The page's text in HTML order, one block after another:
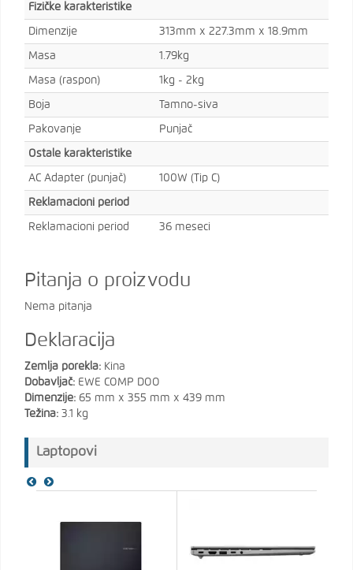
Fizičke karakteristike
Dimenzije 313mm x 227.3mm x 18.9mm
Masa 1.79kg
Masa (raspon) 1kg - 2kg
Boja Tamno-siva
Pakovanje Punjač
Ostale karakteristike
AC Adapter (punjač) 100W (Tip C)
Reklamacioni period
Reklamacioni period 36 meseci
Pitanja o proizvodu
Nema pitanja
Deklaracija
Zemlja porekla: Kina
Dobavljač: EWE COMP DOO
Dimenzije: 65 mm x 355 mm x 439 mm
Težina: 3.1 kg
Laptopovi